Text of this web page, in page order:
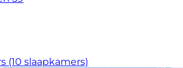
(10 slaapkamers)